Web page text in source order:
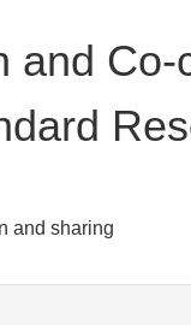
and
and sharing